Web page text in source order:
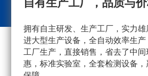
自有生产工厂，品质与
拥有自主研发、生产工厂，实力
进大型生产设备，全自动效率生产
工厂生产，直接销售，省去了中
惠，标准实验室，全套检测设备